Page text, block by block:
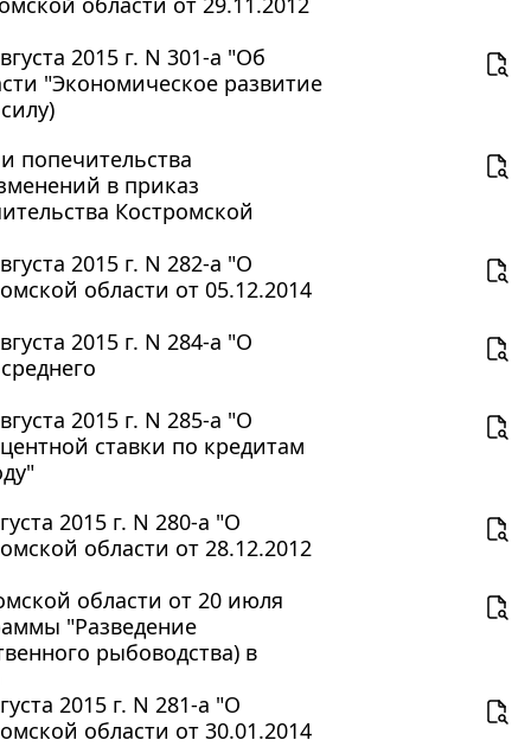
2015 г. N 301-а "Об
"Экономическое развитие
попечительства
в приказ
Костромской
2015 г. N 282-а "О
области от 05.12.2014
2015 г. N 284-а "О
2015 г. N 285-а "О
ставки по кредитам
2015 г. N 280-а "О
области от 28.12.2012
области от 20 июля
"Разведение
рыбоводства) в
2015 г. N 281-а "О
области от 30.01.2014